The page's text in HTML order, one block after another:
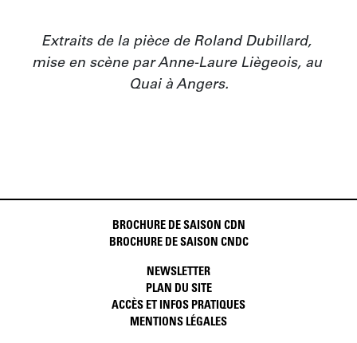
Extraits de la pièce de Roland Dubillard,
mise en scène par Anne-Laure Liègeois, au
Quai à Angers.
BROCHURE DE SAISON CDN
BROCHURE DE SAISON CNDC
NEWSLETTER
PLAN DU SITE
ACCÈS ET INFOS PRATIQUES
MENTIONS LÉGALES